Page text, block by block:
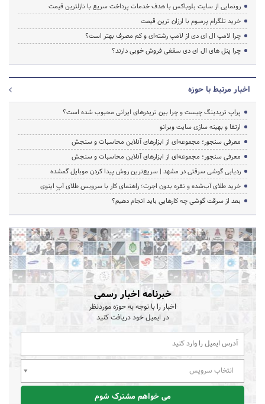
رونمایی از سایت بلوباکس با هدف خدمات پرداخت سریع با نازلترین قیمت
خرید تلگرام پرمیوم با ارزان ترین قیمت
چرا لامپ ال ای دی از لامپ رشته‌ای و کم مصرف بهتر است؟
چرا پنل های ال ای دی سقفی فروش خوبی دارند؟
اخبار مرتبط با حوزه
پراپ تریدینگ چیست و چرا بین تریدرهای ایرانی محبوب شده است؟
ارتقا و بهینه سازی سایت وبرانو
معرفی سنجور؛ مجموعه‌ای از ابزارهای آنلاین محاسبات و سنجش
معرفی سنجور؛ مجموعه‌ای از ابزارهای آنلاین محاسبات و سنجش
ردیابی گوشی سرقتی در مشهد | سریع‌ترین روش پیدا کردن موبایل گمشده
خرید طلای آب‌شده و نقره بدون اجرت؛ راهنمای کار با سرویس طلای آپِ اینوی
بعد از سرقت گوشی چه کارهایی باید انجام دهیم؟
خبرنامه اخبار رسمی
اخبار را با توجه به حوزه موردنظر
در ایمیل خود دریافت کنید
انتخاب سرویس
می خواهم مشترک شوم